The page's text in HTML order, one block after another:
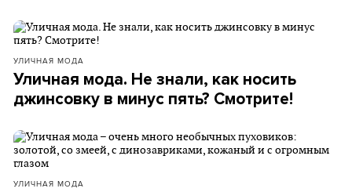
УЛИЧНАЯ МОДА
Уличная мода. Не знали, как носить
джинсовку в минус пять? Смотрите!
УЛИЧНАЯ МОДА